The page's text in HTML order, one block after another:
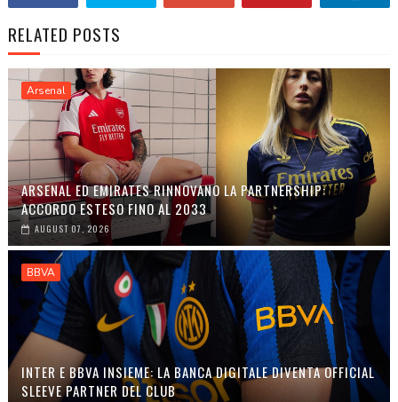
RELATED POSTS
Arsenal
ARSENAL ED EMIRATES RINNOVANO LA PARTNERSHIP:
ACCORDO ESTESO FINO AL 2033
AUGUST 07, 2026
BBVA
INTER E BBVA INSIEME: LA BANCA DIGITALE DIVENTA OFFICIAL
SLEEVE PARTNER DEL CLUB